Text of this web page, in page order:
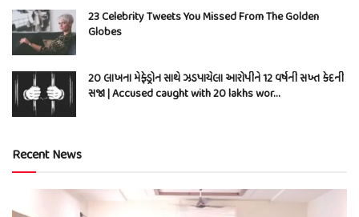
23 Celebrity Tweets You Missed From The Golden
Globes
20 લાખના મેફેડ્રોન સાથે ઝડપાયેલા આરોપીને 12 વર્ષની સખ્ત કેદની
સજા | Accused caught with 20 lakhs wor…
Recent News